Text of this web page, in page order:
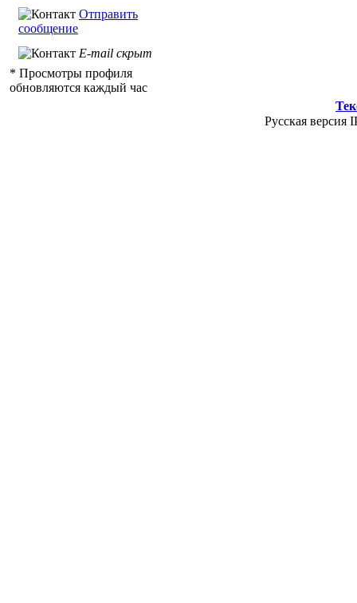
Отправить
сообщение
E-mail скрыт
* Просмотры профиля
обновляются каждый час
Русская версия